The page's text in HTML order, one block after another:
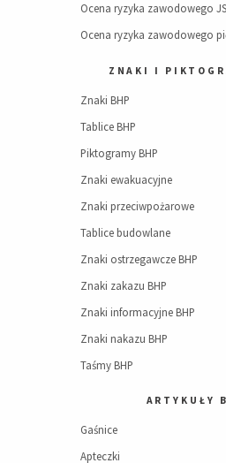
Ocena ryzyka zawodowego
Ocena ryzyka zawodowego
ZNAKI I
Znaki BHP
Tablice BHP
Piktogramy BHP
Znaki ewakuacyjne
Znaki przeciwpożarowe
Tablice budowlane
Znaki ostrzegawcze BHP
Znaki zakazu BHP
Znaki informacyjne BHP
Znaki nakazu BHP
Taśmy BHP
ARTYKUŁY
Gaśnice
Apteczki